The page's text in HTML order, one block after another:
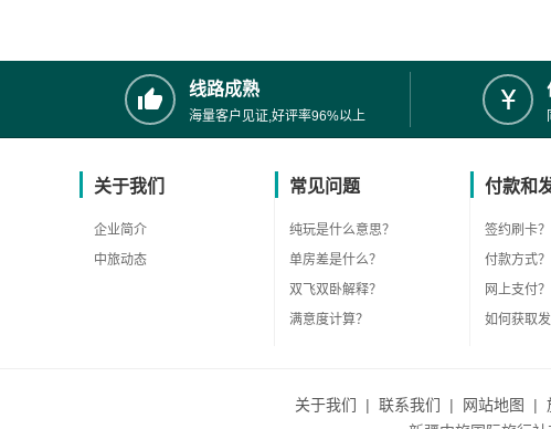
线路成熟
海量客户见证,好评率96%以上
关于我们
企业简介
中旅动态
常见问题
纯玩是什么意思？
单房差是什么？
双飞双卧解释？
满意度计算？
付款和
签约刷卡？
付款方式？
网上支付？
如何获取发
关于我们 | 联系我们 | 网站地图 |